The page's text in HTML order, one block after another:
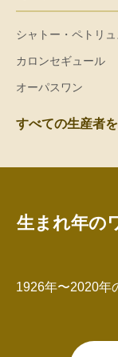
シャトー・ペトリュ
カロンセギュール
オーパスワン
すべての生産者
生まれ年の
1926年〜2020年